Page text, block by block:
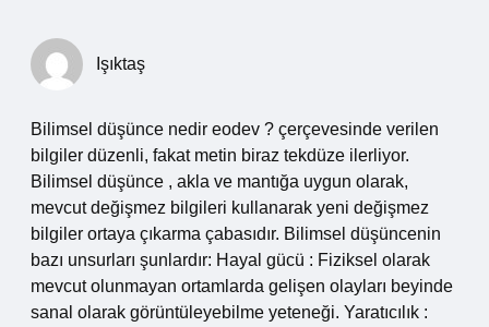
Işıktaş
Bilimsel düşünce nedir eodev ? çerçevesinde verilen
bilgiler düzenli, fakat metin biraz tekdüze ilerliyor.
Bilimsel düşünce , akla ve mantığa uygun olarak,
mevcut değişmez bilgileri kullanarak yeni değişmez
bilgiler ortaya çıkarma çabasıdır. Bilimsel düşüncenin
bazı unsurları şunlardır: Hayal gücü : Fiziksel olarak
mevcut olunmayan ortamlarda gelişen olayları beyinde
sanal olarak görüntüleyebilme yeteneği. Yaratıcılık :